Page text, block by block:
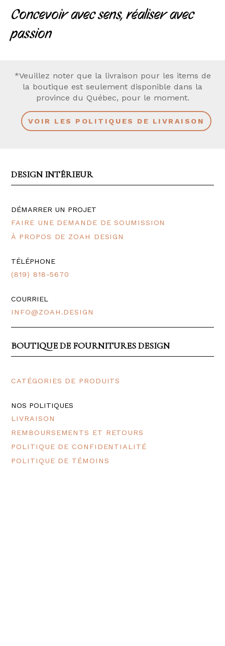
Concevoir avec sens, réaliser avec
passion
*Veuillez noter que la livraison pour les items de
la boutique est seulement disponible dans la
province du Québec, pour le moment.
VOIR LES POLITIQUES DE LIVRAISON
DESIGN INTÉRIEUR
DÉMARRER UN PROJET
FAIRE UNE DEMANDE DE SOUMISSION
À PROPOS DE ZOAH DESIGN
TÉLÉPHONE
(819) 818-5670
COURRIEL
INFO@ZOAH.DESIGN
BOUTIQUE DE FOURNITURES DESIGN
CATÉGORIES DE PRODUITS
NOS POLITIQUES
LIVRAISON
REMBOURSEMENTS ET RETOURS
POLITIQUE DE CONFIDENTIALITÉ
POLITIQUE DE TÉMOINS